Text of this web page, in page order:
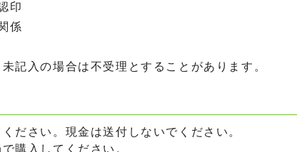
印
係
記入の場合は不受理とすることがあります。
ださい。現金は送付しないでください。
購入してください。